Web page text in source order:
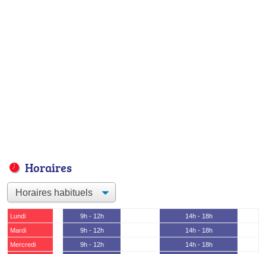
Horaires
Lundi 9h - 12h
14h - 18h
Mardi
9h - 12h
14h - 18h
Mercredi
9h - 12h
14h - 18h